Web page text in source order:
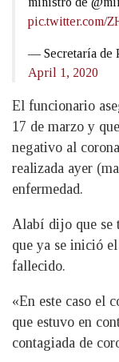
pic.twitter.com/
— Secretaría de
April 1, 2020
El funcionario
17 de marzo y
negativo al
realizada ayer
enfermedad.
Alabí dijo que se
que ya se inició
fallecido.
«En este caso el
que estuvo en
contagiada de